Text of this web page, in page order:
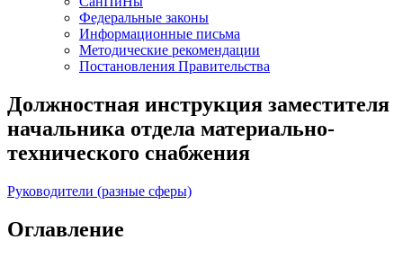
Федеральные законы
Информационные письма
Методические рекомендации
Постановления Правительства
Должностная инструкция заместителя
начальника отдела материально-
технического снабжения
Руководители (разные сферы)
Оглавление